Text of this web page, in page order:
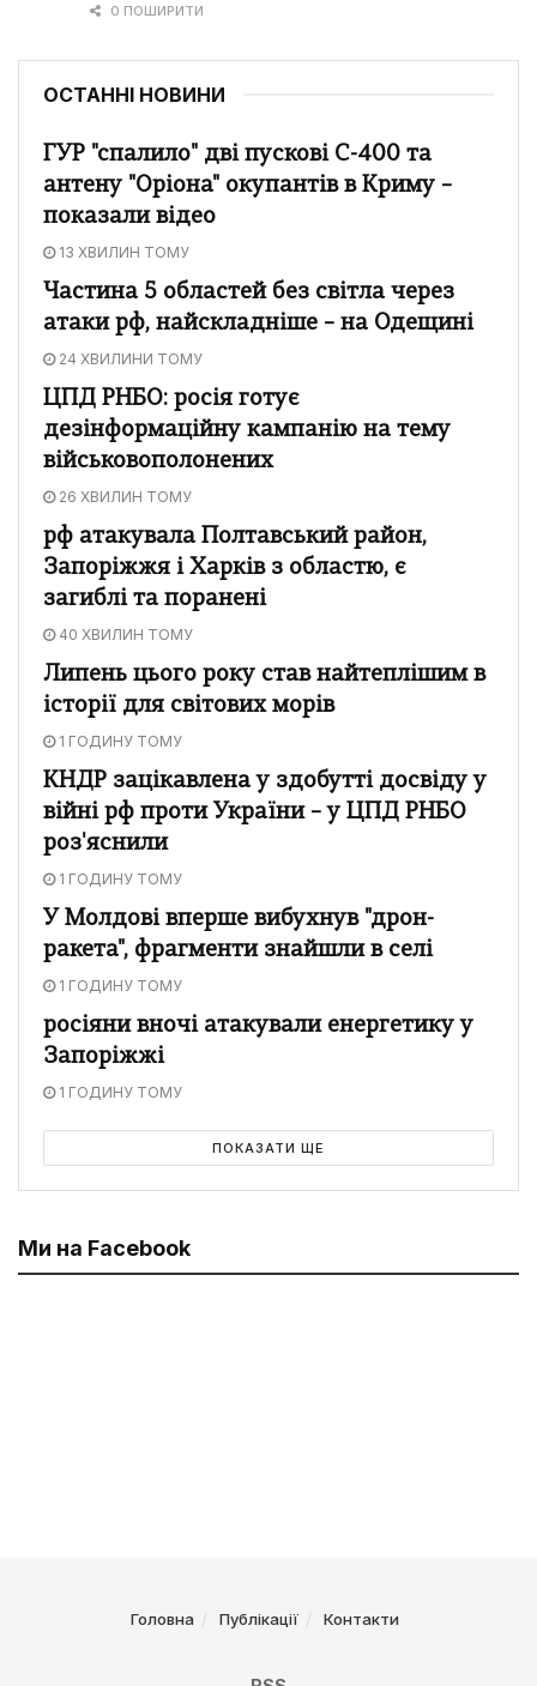
0 ПОШИРИТИ
ОСТАННІ НОВИНИ
ГУР "спалило" дві пускові С-400 та
антену "Оріона" окупантів в Криму –
показали відео
13 ХВИЛИН ТОМУ
Частина 5 областей без світла через
атаки рф, найскладніше – на Одещині
24 ХВИЛИНИ ТОМУ
ЦПД РНБО: росія готує
дезінформаційну кампанію на тему
військовополонених
26 ХВИЛИН ТОМУ
рф атакувала Полтавський район,
Запоріжжя і Харків з областю, є
загиблі та поранені
40 ХВИЛИН ТОМУ
Липень цього року став найтеплішим в
історії для світових морів
1 ГОДИНУ ТОМУ
КНДР зацікавлена у здобутті досвіду у
війні рф проти України – у ЦПД РНБО
роз'яснили
1 ГОДИНУ ТОМУ
У Молдові вперше вибухнув "дрон-
ракета", фрагменти знайшли в селі
1 ГОДИНУ ТОМУ
росіяни вночі атакували енергетику у
Запоріжжі
1 ГОДИНУ ТОМУ
ПОКАЗАТИ ЩЕ
Ми на Facebook
Головна Публікації Контакти